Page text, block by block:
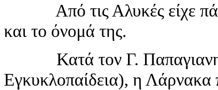
Από τις Αλυκές είχε
και το όνομά της.
Κατά τον Γ.
Εγκυκλοπαίδεια), η